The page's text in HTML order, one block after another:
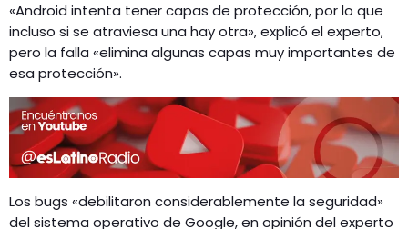
«Android intenta tener capas de protección, por lo que
incluso si se atraviesa una hay otra», explicó el experto,
pero la falla «elimina algunas capas muy importantes de
esa protección».
Los bugs «debilitaron considerablemente la seguridad»
del sistema operativo de Google, en opinión del experto